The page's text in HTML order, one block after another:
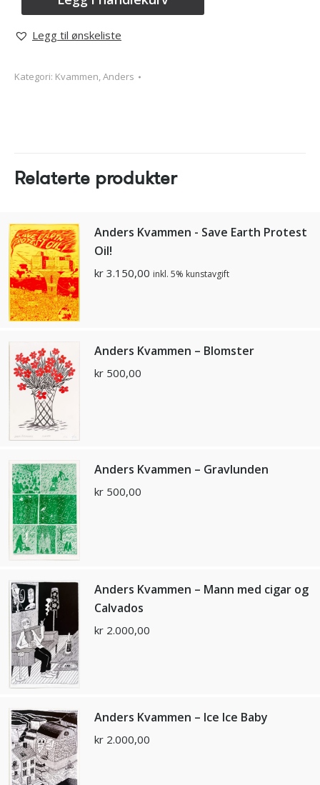
Legg til ønskeliste
Kategori: Kvammen, Anders
Relaterte produkter
Anders Kvammen - Save Earth Protest
Oil!
kr 3.150,00 inkl. 5% kunstavgift
Anders Kvammen – Blomster
kr 500,00
Anders Kvammen – Gravlunden
kr 500,00
Anders Kvammen – Mann med cigar og
Calvados
kr 2.000,00
Anders Kvammen – Ice Ice Baby
kr 2.000,00